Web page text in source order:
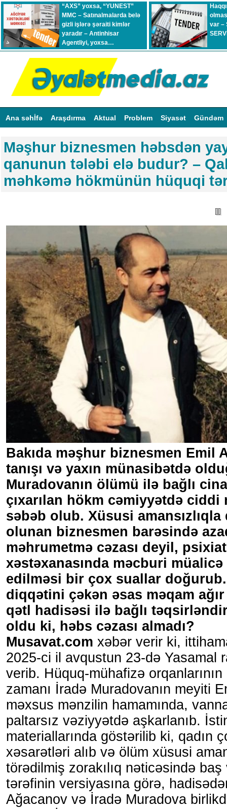
“AXS” yoxsa, “YUNEST”
MMC – Satınalmalarda belə
gizli işlərə şəraiti kimlər
yaradır – Antinhisar
Agentliyi, yoxsa…
var –
Ana səhİfə Araşdırma Aktual Problem Siyasət Gündəm
Məşhur biznesmen həbsdən
qanunun tələbi elə budur? –
məhkəmə hökmünün hüquqi
Bakıda məşhur biznesmen Emil
tanışı və yaxın münasibətdə
Muradovanın ölümü ilə bağlı
çıxarılan hökm cəmiyyətdə ciddi
səbəb olub. Xüsusi
olunan biznesmen barəsində
məhrumetmə cəzası deyil,
xəstəxanasında məcburi
edilməsi bir çox suallar
diqqətini çəkən əsas məqam
qətl hadisəsi ilə bağlı
oldu ki, həbs cəzası almadı?
Musavat.com xəbər verir ki,
2025-ci il avqustun 23-də Yasamal
verib. Hüquq-mühafizə orqanlarının
zamanı İradə Muradovanın meyiti
məxsus mənzilin hamamında,
paltarsız vəziyyətdə aşkarlanıb.
materiallarında göstərilib ki, qadın
xəsarətləri alıb və ölüm xüsusi
törədilmiş zorakılıq nəticəsində
tərəfinin versiyasına görə,
Ağacanov və İradə Muradova